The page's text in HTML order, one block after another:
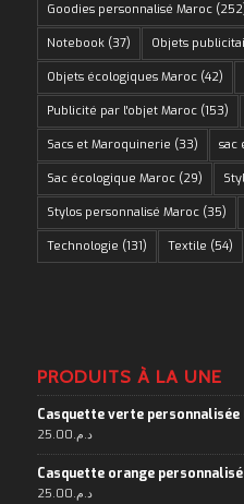
Goodies personnalisé Maroc
Notebook(37) Objets
Objets écologiques Maroc(42)
Publicité par l'objet Maroc(153)
Sacs et Maroquinerie (33) sac
Sac écologique Maroc(29)
Stylos personnalisé Maroc(35)
Technologie (131) Textile (54)
PRODUITS À LA UNE
Casquette verte personnalisée
د.م.25.00
Casquette orange
د.م.25.00